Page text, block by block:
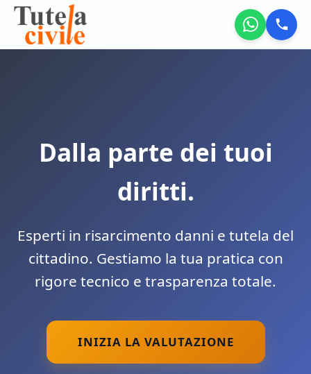
Dalla parte dei tuoi
diritti.
Esperti in risarcimento danni e tutela del
cittadino. Gestiamo la tua pratica con
rigore tecnico e trasparenza totale.
INIZIA LA VALUTAZIONE